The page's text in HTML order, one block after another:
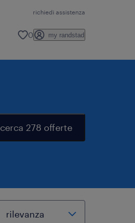
richiedi assistenza
0 my randstad
cerca 278 offerte